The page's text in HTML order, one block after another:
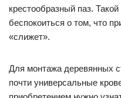
крестообразный паз.
беспокоиться о том, что
«слижет».
Для монтажа деревянных
почти универсальные